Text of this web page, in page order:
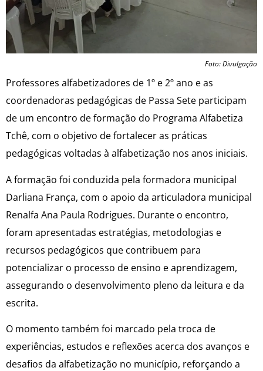
Foto: Divulgação
Professores alfabetizadores de 1º e 2º ano e as
coordenadoras pedagógicas de Passa Sete participam
de um encontro de formação do Programa Alfabetiza
Tchê, com o objetivo de fortalecer as práticas
pedagógicas voltadas à alfabetização nos anos iniciais.
A formação foi conduzida pela formadora municipal
Darliana França, com o apoio da articuladora municipal
Renalfa Ana Paula Rodrigues. Durante o encontro,
foram apresentadas estratégias, metodologias e
recursos pedagógicos que contribuem para
potencializar o processo de ensino e aprendizagem,
assegurando o desenvolvimento pleno da leitura e da
escrita.
O momento também foi marcado pela troca de
experiências, estudos e reflexões acerca dos avanços e
desafios da alfabetização no município, reforçando a